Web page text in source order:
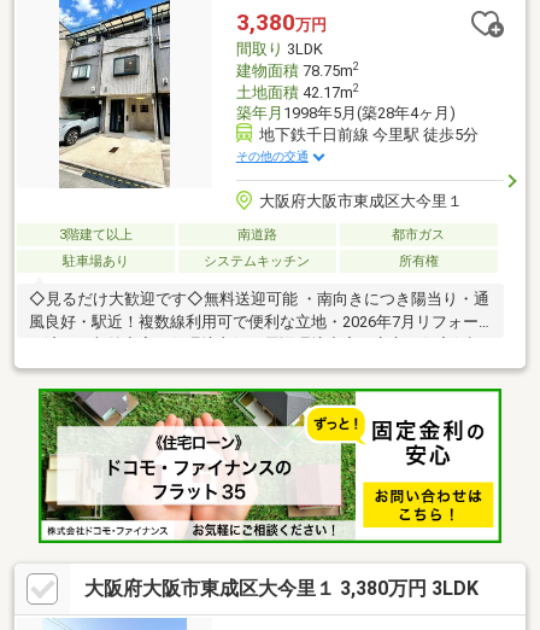
精一杯サポート致します不動産の事なら何でもお気軽にご相談下
さい！
3,380万円
間取り 3LDK
建物面積78.75m2
土地面積42.17m2
築年月 1998年5月(築28年4ヶ月)
地下鉄千日前線 今里駅 徒歩5分
その他の交通
大阪府大阪市東成区大今里１
3階建て以上 南道路
都市ガス
駐車場あり
システムキッチン 所有権
◇見るだけ大歓迎です◇無料送迎可能 ・南向きにつき陽当り・通
風良好・駅近！複数線利用可で便利な立地・2026年7月リフォー
付◆レスポンスは迅速に◆交渉は全力です◆‐多忙なお客様の「面
倒だな」をフルサポート致します‐◆「とりあえず見たい」「他社
でローンを断られた」「他社の物件もまとめて見てみたい」「相
談だけしてみたい」「しっかり交渉してほしい」「無駄を省きた
い」等お気軽にご連絡下さいませ。
大阪府大阪市東成区大今里１ 3,380万円 3LDK